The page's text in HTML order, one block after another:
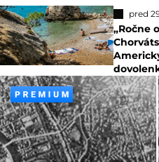
pred
„Ročne